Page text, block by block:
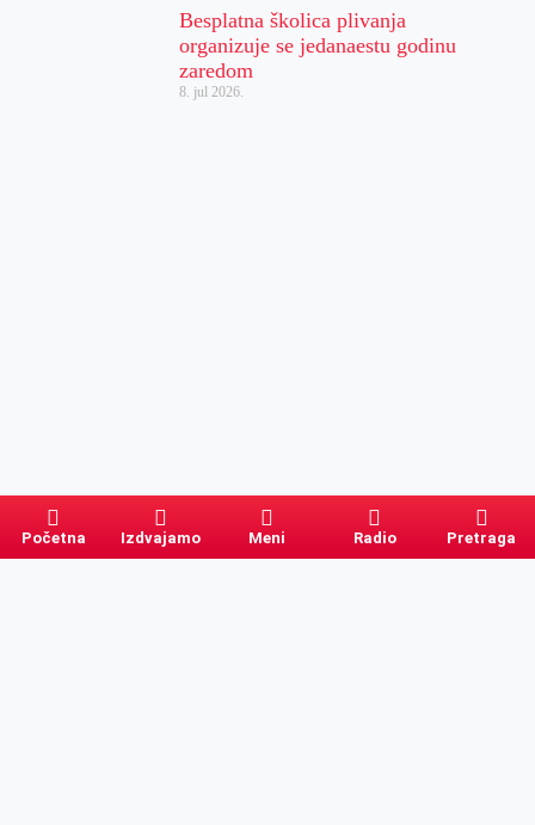
Besplatna školica plivanja
organizuje se jedanaestu godinu
zaredom
8. jul 2026.
Početna Izdvajamo Meni Radio Pretraga